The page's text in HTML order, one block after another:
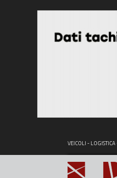
VEICOLI -